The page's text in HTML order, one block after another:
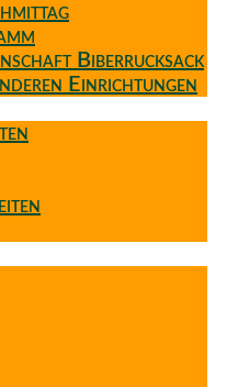
Biberrucksack
Einrichtungen